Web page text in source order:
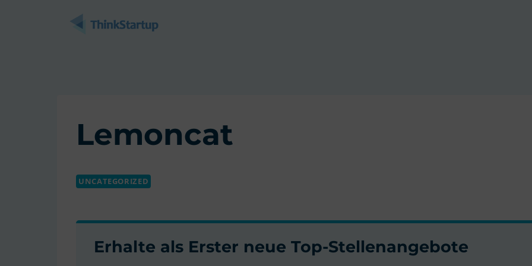
Lemoncat
UNCATEGORIZED
Erhalte als Erster neue Top-Stellenangebote